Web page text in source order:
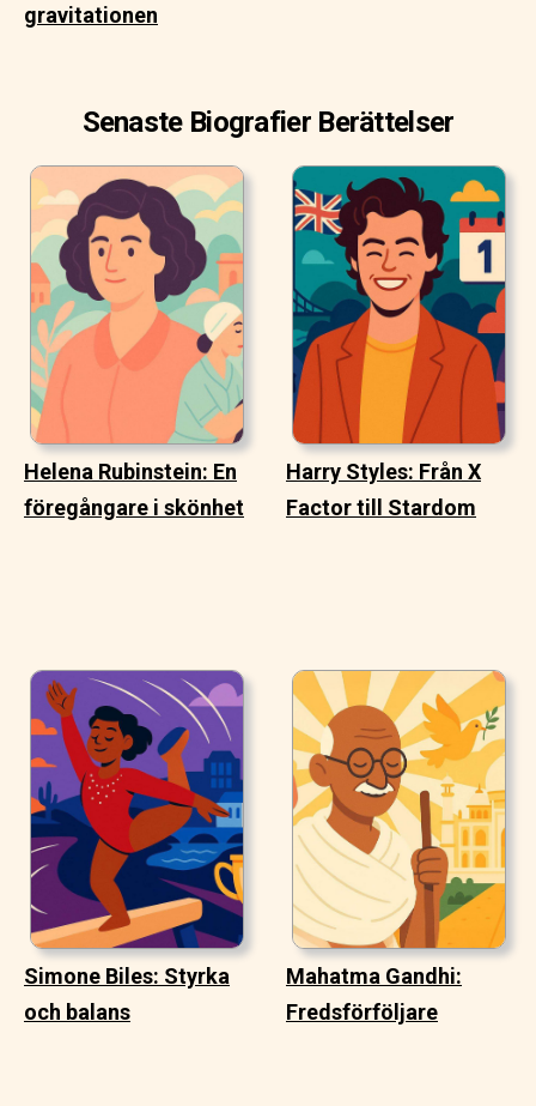
gravitationen
Senaste Biografier Berättelser
Helena Rubinstein: En
föregångare i skönhet
Harry Styles: Från X
Factor till Stardom
Simone Biles: Styrka
och balans
Mahatma Gandhi:
Fredsförföljare